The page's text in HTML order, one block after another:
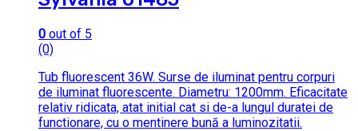
0 out of 5
(0)
Tub fluorescent 36W. Surse de iluminat pentru corpuri
de iluminat fluorescente. Diametru: 1200mm. Eficacitate
relativ ridicata, atat initial cat si de-a lungul duratei de
functionare, cu o mentinere bună a luminozitatii.